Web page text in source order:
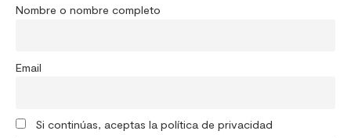
Nombre o nombre completo
Email
Si continúas, aceptas la política de privacidad